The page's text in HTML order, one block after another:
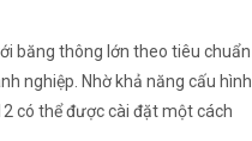
băng thông lớn theo tiêu chuẩn
nghiệp. Nhờ khả năng cấu hình
có thể được cài đặt một cách